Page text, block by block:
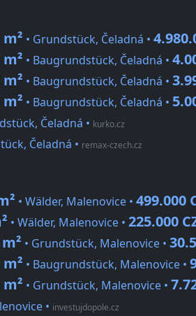
• Grundstück, Čeladná •
• Baugrundstück, Čeladná •
• Baugrundstück, Čeladná •
• Baugrundstück, Čeladná •
Čeladná • kurko.cz
Čeladná • remax-czech.cz
• Wälder, Malenovice • 499.000
• Wälder, Malenovice • 225.000
• Grundstück, Malenovice •
• Baugrundstück, Malenovice •
• Grundstück, Malenovice •
• investujdopole.cz